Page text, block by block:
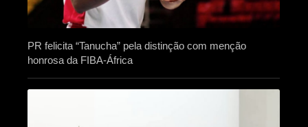
PR felicita “Tanucha” pela distinção com menção
honrosa da FIBA-África